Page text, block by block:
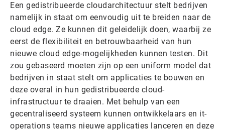
Een gedistribueerde cloudarchitectuur stelt bedrijven
namelijk in staat om eenvoudig uit te breiden naar de
cloud edge. Ze kunnen dit geleidelijk doen, waarbij ze
eerst de flexibiliteit en betrouwbaarheid van hun
nieuwe cloud edge-mogelijkheden kunnen testen. Dit
zou gebaseerd moeten zijn op een uniform model dat
bedrijven in staat stelt om applicaties te bouwen en
deze overal in hun gedistribueerde cloud-
infrastructuur te draaien. Met behulp van een
gecentraliseerd systeem kunnen ontwikkelaars en it-
operations teams nieuwe applicaties lanceren en deze